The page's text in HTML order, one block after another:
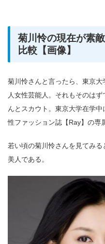
菊川怜の現在が素
比較【画像】
菊川怜さんと言ったら、東京
人女性芸能人。それもそのは
んとスカウト。東京大学在学
性ファッション誌【Ray】の専
若い頃の菊川怜さんを見てみ
美人である。